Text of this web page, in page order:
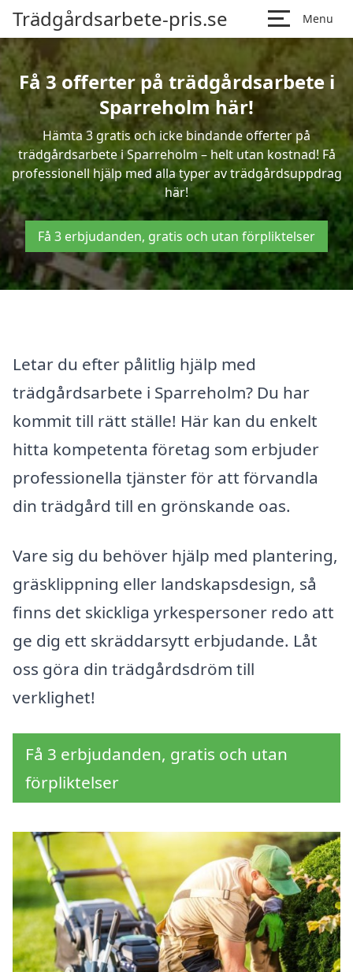
Trädgårdsarbete-pris.se Menu
Få 3 offerter på trädgårdsarbete i
Sparreholm här!
Hämta 3 gratis och icke bindande offerter på
trädgårdsarbete i Sparreholm – helt utan kostnad! Få
professionell hjälp med alla typer av trädgårdsuppdrag
här!
Få 3 erbjudanden, gratis och utan förpliktelser
Letar du efter pålitlig hjälp med
trädgårdsarbete i Sparreholm? Du har
kommit till rätt ställe! Här kan du enkelt
hitta kompetenta företag som erbjuder
professionella tjänster för att förvandla
din trädgård till en grönskande oas.
Vare sig du behöver hjälp med plantering,
gräsklippning eller landskapsdesign, så
finns det skickliga yrkespersoner redo att
ge dig ett skräddarsytt erbjudande. Låt
oss göra din trädgårdsdröm till
verklighet!
Få 3 erbjudanden, gratis och utan
förpliktelser